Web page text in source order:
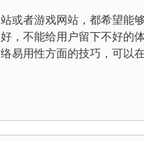
或者游戏网站，都希望能
，不能给用户留下不好的
易用性方面的技巧，可以